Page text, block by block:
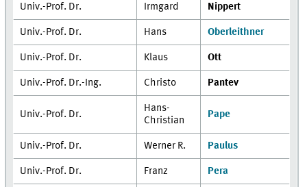
Univ.-Prof. Dr. Irmgard Nippert
Univ.-Prof. Dr. Hans Oberleithner
Univ.-Prof. Dr. Klaus Ott
Univ.-Prof. Dr.-Ing. Christo Pantev
Univ.-Prof. Dr.
Hans-
Christian
Pape
Univ.-Prof. Dr. Werner R. Paulus
Univ.-Prof. Dr. Franz Pera